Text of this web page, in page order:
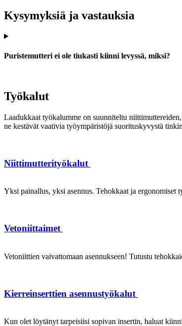
Kysymyksiä ja vastauksia
Puristemutteri ei ole tiukasti kiinni levyssä, miksi?
Työkalut
Laadukkaat työkalumme on suunniteltu
ne kestävät vaativia työympäristöjä suorituskyvystä
Niittimutterityökalut
Yksi painallus, yksi asennus. Tehokkaat ja ergonomiset
Vetoniittaimet
Vetoniittien vaivattomaan asennukseen! Tutustu
Kierreinserttien asennustyökalut
Kun olet löytänyt tarpeisiisi sopivan insertin, haluat